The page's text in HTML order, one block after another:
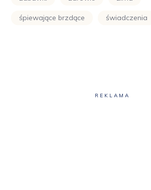
śpiewające brzdące świadczenia
REKLAMA